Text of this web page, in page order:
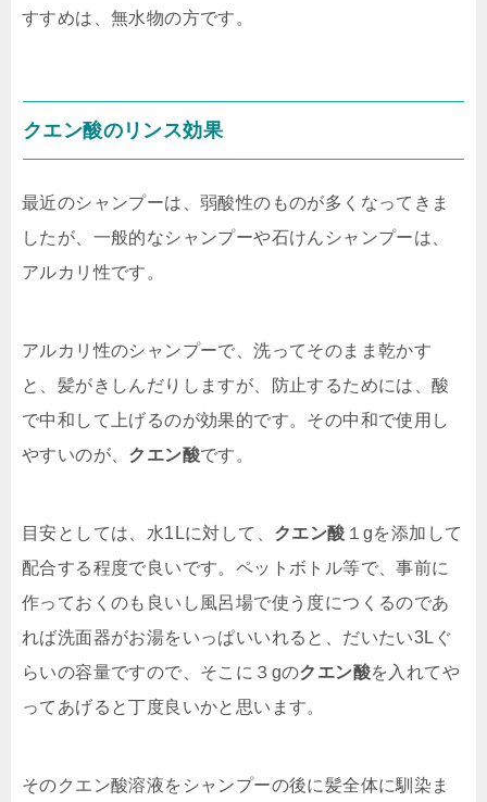
すすめは、無水物の方です。
クエン酸のリンス効果
最近のシャンプーは、弱酸性のものが多くなってきま
したが、一般的なシャンプーや石けんシャンプーは、
アルカリ性です。
アルカリ性のシャンプーで、洗ってそのまま乾かす
と、髪がきしんだりしますが、防止するためには、酸
で中和して上げるのが効果的です。その中和で使用し
やすいのが、 クエン酸です。
目安としては、水1Lに対して、 クエン酸 １gを添加して
配合する程度で良いです。ペットボトル等で、事前に
作っておくのも良いし風呂場で使う度につくるのであ
れば洗面器がお湯をいっぱいいれると、だいたい3Lぐ
らいの容量ですので、そこに３gのクエン酸を入れてや
ってあげると丁度良いかと思います。
そのクエン酸溶液をシャンプーの後に髪全体に馴染ま